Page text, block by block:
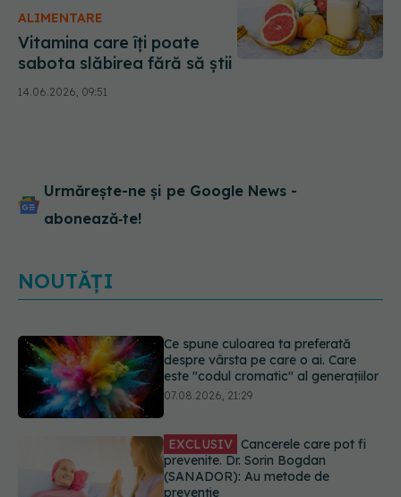
ALIMENTARE
Vitamina care îți poate
sabota slăbirea fără să știi
14.06.2026, 09:51
Urmărește-ne și pe Google News -
abonează‑te!
NOUTĂȚI
EXCLUSIV Cancerele care pot fi
prevenite. Dr. Sorin Bogdan
(SANADOR): Au metode de
prevenție
Testul din deget care ar putea
indica riscul pentru 8 boli majore
07.08.2026, 18:34